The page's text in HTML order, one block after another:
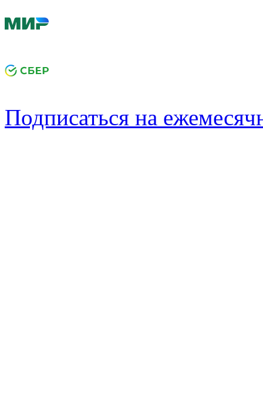
Подписаться на